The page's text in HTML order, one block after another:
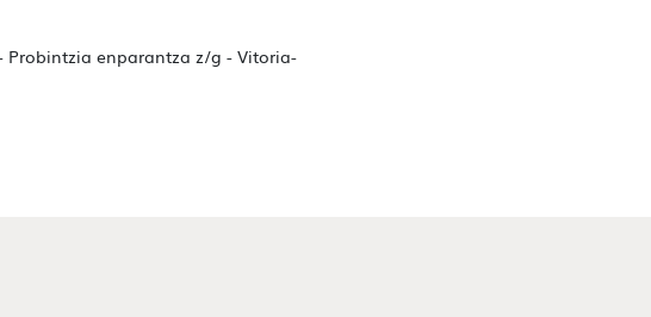
Probintzia enparantza z/g - Vitoria-